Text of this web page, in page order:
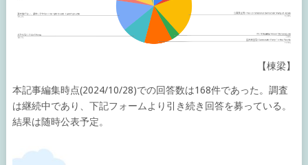
【棟梁】
本記事編集時点(2024/10/28)での回答数は168件であった。調査
は継続中であり、下記フォームより引き続き回答を募っている。
結果は随時公表予定。